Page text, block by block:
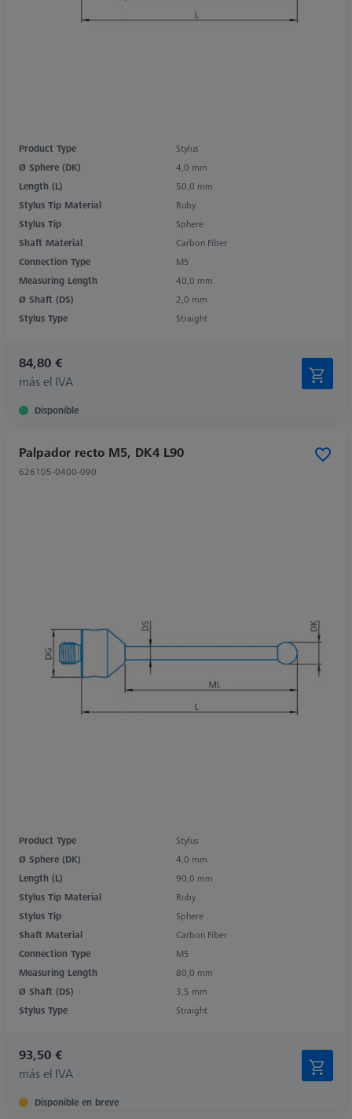
Product Type
Stylus
Ø Sphere (DK)
4,0 mm
Length (L)
50,0 mm
Stylus Tip Material
Ruby
Stylus Tip
Sphere
Shaft Material
Carbon Fiber
Connection Type
M5
Measuring Length
40,0 mm
Ø Shaft (DS)
2,0 mm
Stylus Type
Straight
84,80 €
más el IVA
Disponible
Palpador recto M5, DK4 L90
626105-0400-090
Product Type
Stylus
Ø Sphere (DK)
4,0 mm
Length (L)
90,0 mm
Stylus Tip Material
Ruby
Stylus Tip
Sphere
Shaft Material
Carbon Fiber
Connection Type
M5
Measuring Length
80,0 mm
Ø Shaft (DS)
3,5 mm
Stylus Type
Straight
93,50 €
más el IVA
Disponible en breve